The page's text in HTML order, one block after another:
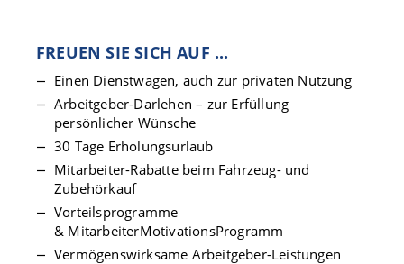
FREUEN SIE SICH AUF ...
Einen Dienstwagen, auch zur privaten Nutzung
Arbeitgeber-Darlehen – zur Erfüllung
persönlicher Wünsche
30 Tage Erholungsurlaub
Mitarbeiter-Rabatte beim Fahrzeug- und
Zubehörkauf
Vorteilsprogramme
& MitarbeiterMotivationsProgramm
Vermögenswirksame Arbeitgeber-Leistungen